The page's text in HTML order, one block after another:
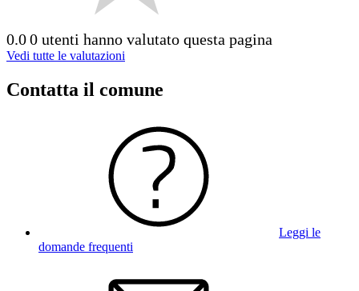
0.00 utenti hanno valutato questa pagina
Vedi tutte le valutazioni
Contatta il comune
Leggi le
domande frequenti